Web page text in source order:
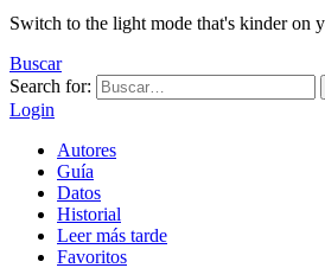
Switch to the light mode that's kinder on
Buscar
Search for:
Login
Autores
Guía
Datos
Historial
Leer más tarde
Favoritos